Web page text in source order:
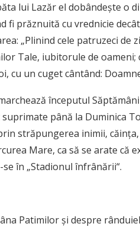
lui Lazăr el dobândeşte o
fi prăznuită cu vrednicie
„Plinind cele patruzeci de
Tale, iubitorule de oameni;
un cuget cântând:
începutul
până la Duminica
străpungerea inimii,
Mare, ca să se arate că
în „Stadionul înfrânării“.
Patimilor şi despre